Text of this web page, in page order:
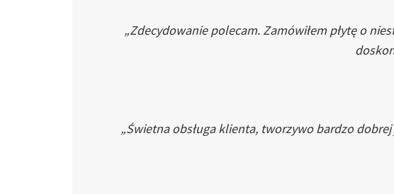
„Zdecydowanie polecam. Zamówiłem płytę o
„Świetna obsługa klienta, tworzywo bardzo